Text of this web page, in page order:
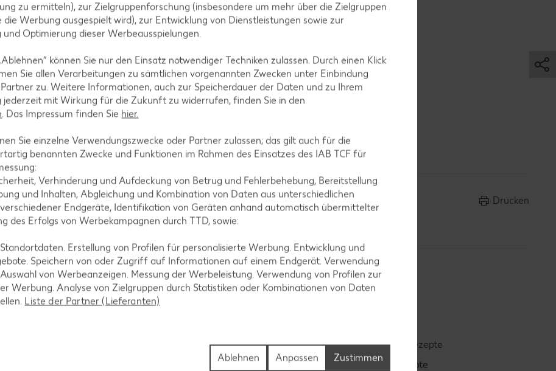
circa 4 Minuten grillen. Dabei immer wieder mit der
und nach Wunsch mit Thymian garniert servieren.
Drucken
Muffin-Rezepte
Apfelkuchen-Rezepte
Smoothie-Rezepte
Bowle-Rezepte
zu ermitteln), zur Zielgruppenforschung (insbesondere um mehr über die Zielgruppen
Werbung ausgespielt wird), zur Entwicklung von Dienstleistungen sowie zur
Optimierung dieser Werbeausspielungen.
können Sie nur den Einsatz notwendiger Techniken zulassen. Durch einen Klick
Sie allen Verarbeitungen zu sämtlichen vorgenannten Zwecken unter Einbindung
zu. Weitere Informationen, auch zur Speicherdauer der Daten und zu Ihrem
jederzeit mit Wirkung für die Zukunft zu widerrufen, finden Sie in den
. Das Impressum finden Sie hier.
Sie einzelne Verwendungszwecke oder Partner zulassen; das gilt auch für die
benannten Zwecke und Funktionen im Rahmen des Einsatzes des IAB TCF für
Verhinderung und Aufdeckung von Betrug und Fehlerbehebung, Bereitstellung
und Inhalten, Abgleichung und Kombination von Daten aus unterschiedlichen
Endgeräte, Identifikation von Geräten anhand automatisch übermittelter
des Erfolgs von Werbekampagnen durch TTD, sowie:
Erstellung von Profilen für personalisierte Werbung. Entwicklung und
Speichern von oder Zugriff auf Informationen auf einem Endgerät. Verwendung
von Werbeanzeigen. Messung der Werbeleistung. Verwendung von Profilen zur
Werbung. Analyse von Zielgruppen durch Statistiken oder Kombinationen von Daten
Liste der Partner (Lieferanten)
Zustimmen
Anpassen
Ablehnen